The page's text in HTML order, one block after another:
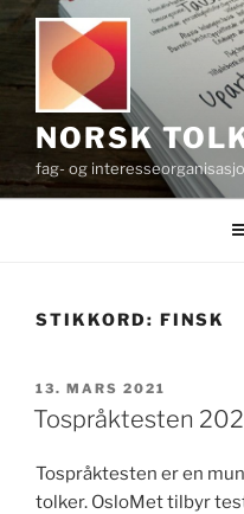
Gå
innhold
NORSK
fag- og
STIKKORD: FINSK
PUBLISERT
13. MARS 2021
Tospråktesten
Tospråktesten er en
tolker. OsloMet tilbyr